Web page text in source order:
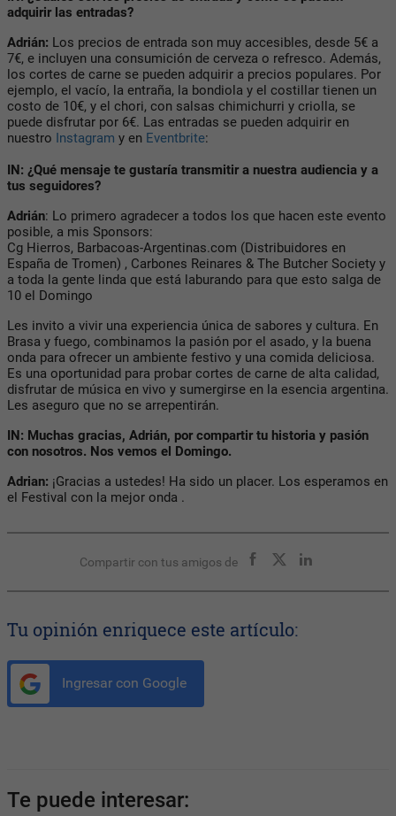
adquirir las entradas?
Adrián: Los precios de entrada son muy accesibles, desde 5€ a
7€, e incluyen una consumición de cerveza o refresco. Además,
los cortes de carne se pueden adquirir a precios populares. Por
ejemplo, el vacío, la entraña, la bondiola y el costillar tienen un
costo de 10€, y el chori, con salsas chimichurri y criolla, se
puede disfrutar por 6€. Las entradas se pueden adquirir en
nuestro Instagram y en Eventbrite:
IN: ¿Qué mensaje te gustaría transmitir a nuestra audiencia y a
tus seguidores?
Adrián: Lo primero agradecer a todos los que hacen este evento
posible, a mis Sponsors:
Cg Hierros, Barbacoas-Argentinas.com (Distribuidores en
España de Tromen) , Carbones Reinares & The Butcher Society y
a toda la gente linda que está laburando para que esto salga de
10 el Domingo
Les invito a vivir una experiencia única de sabores y cultura. En
Brasa y fuego, combinamos la pasión por el asado, y la buena
onda para ofrecer un ambiente festivo y una comida deliciosa.
Es una oportunidad para probar cortes de carne de alta calidad,
disfrutar de música en vivo y sumergirse en la esencia argentina.
Les aseguro que no se arrepentirán.
IN: Muchas gracias, Adrián, por compartir tu historia y pasión
con nosotros. Nos vemos el Domingo.
Adrian: ¡Gracias a ustedes! Ha sido un placer. Los esperamos en
el Festival con la mejor onda .
Compartir con tus amigos de
Tu opinión enriquece este artículo:
Ingresar con Google
Te puede interesar: